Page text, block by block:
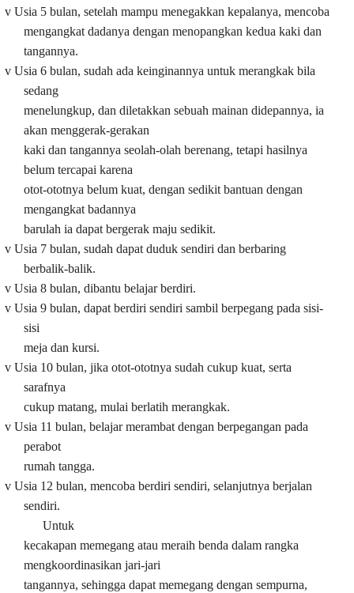
v Usia 5 bulan, setelah mampu menegakkan kepalanya, mencoba
mengangkat dadanya dengan menopangkan kedua kaki dan
tangannya.
v Usia 6 bulan, sudah ada keinginannya untuk merangkak bila
sedang
menelungkup, dan diletakkan sebuah mainan didepannya, ia
akan menggerak-gerakan
kaki dan tangannya seolah-olah berenang, tetapi hasilnya
belum tercapai karena
otot-ototnya belum kuat, dengan sedikit bantuan dengan
mengangkat badannya
barulah ia dapat bergerak maju sedikit.
v Usia 7 bulan, sudah dapat duduk sendiri dan berbaring
berbalik-balik.
v Usia 8 bulan, dibantu belajar berdiri.
v Usia 9 bulan, dapat berdiri sendiri sambil berpegang pada sisi-
sisi
meja dan kursi.
v Usia 10 bulan, jika otot-ototnya sudah cukup kuat, serta
sarafnya
cukup matang, mulai berlatih merangkak.
v Usia 11 bulan, belajar merambat dengan berpegangan pada
perabot
rumah tangga.
v Usia 12 bulan, mencoba berdiri sendiri, selanjutnya berjalan
sendiri.
Untuk
kecakapan memegang atau meraih benda dalam rangka
mengkoordinasikan jari-jari
tangannya, sehingga dapat memegang dengan sempurna,